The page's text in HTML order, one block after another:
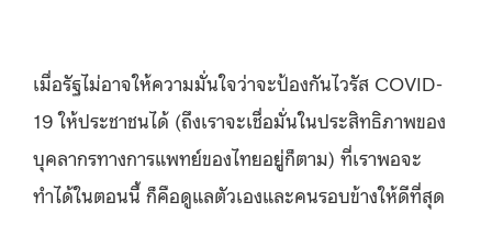
เมื่อรัฐไม่อาจให้ความมั่นใจว่าจะป้องกันไวรัส COVID-
19 ให้ประชาชนได้ (ถึงเราจะเชื่อมั่นในประสิทธิภาพของ
บุคลากรทางการแพทย์ของไทยอยู่ก็ตาม) ที่เราพอจะ
ทำได้ในตอนนี้ ก็คือดูแลตัวเองและคนรอบข้างให้ดีที่สุด